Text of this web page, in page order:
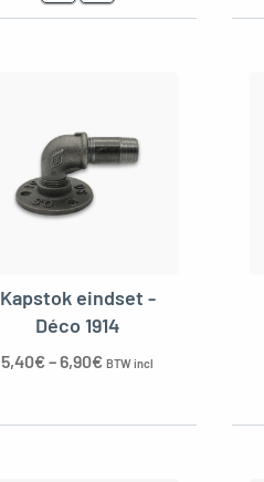
Kapstok eindset -
Déco 1914
5,40€–6,90€ BTW incl